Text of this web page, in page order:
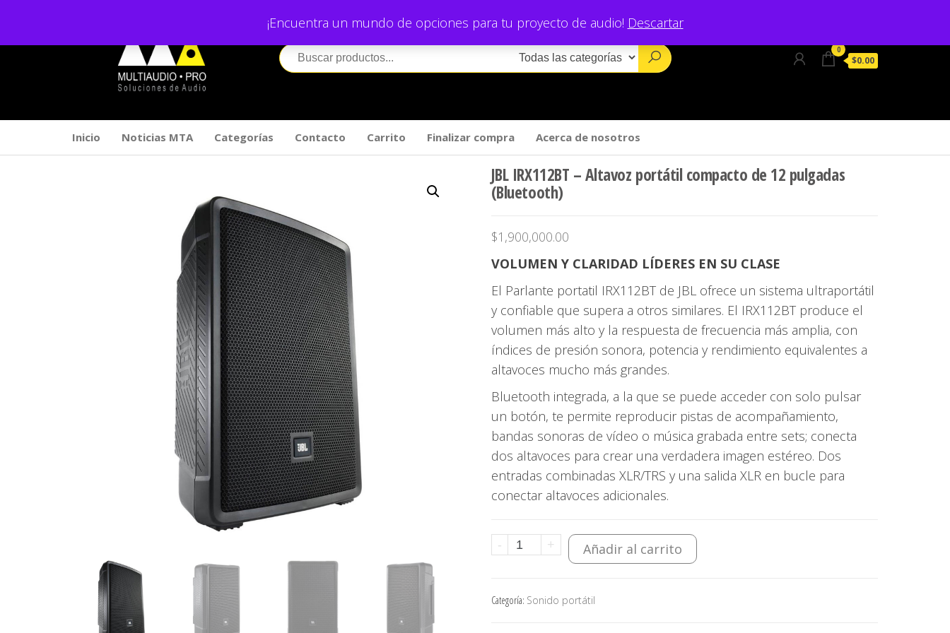
contenido
¡Encuentra un mundo de opciones para tu proyecto de audio! Descartar
0
$0.00
Inicio Noticias MTA Categorías Contacto Carrito Finalizar compra Acerca de nosotros
JBL IRX112BT – Altavoz portátil compacto de 12 pulgadas
(Bluetooth)
$1,900,000.00
VOLUMEN Y CLARIDAD LÍDERES EN SU CLASE
El Parlante portatil IRX112BT de JBL ofrece un sistema ultraportátil
y confiable que supera a otros similares. El IRX112BT produce el
volumen más alto y la respuesta de frecuencia más amplia, con
índices de presión sonora, potencia y rendimiento equivalentes a
altavoces mucho más grandes.
Bluetooth integrada, a la que se puede acceder con solo pulsar
un botón, te permite reproducir pistas de acompañamiento,
bandas sonoras de vídeo o música grabada entre sets; conecta
dos altavoces para crear una verdadera imagen estéreo. Dos
entradas combinadas XLR/TRS y una salida XLR en bucle para
conectar altavoces adicionales.
-
JBL
Altavoz
+ Añadir al carrito
Categoría: Sonido portátil